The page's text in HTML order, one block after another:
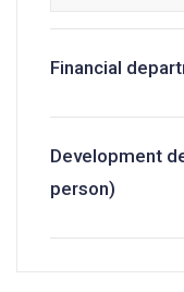
Financial
Development
person)